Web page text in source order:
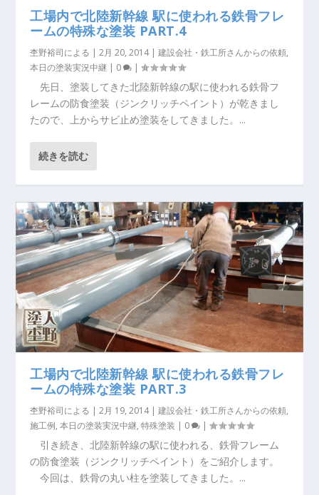
工場内で北陸新幹線 駅に使われる鉄骨フレ
ームの特殊な塗装 PART.4
杢野裕司による |2月 20, 2014|建設会社・鉄工所さんからの依頼,
本日の塗装実況中継 | 0 |
先日、塗装してきた北陸新幹線の駅に使われる鉄骨フ
レームの防食塗装（ジンクリッチペイント）が乾きまし
たので、上からサビ止め塗装をしてきました。...
続きを読む
工場内で北陸新幹線 駅に使われる鉄骨フレ
ームの特殊な塗装 PART.3
杢野裕司による |2月 19, 2014|建設会社・鉄工所さんからの依頼,
施工例,本日の塗装実況中継,特殊塗装 | 0 |
引き続き、北陸新幹線の駅に使われる、鉄骨フレーム
の防食塗装（ジンクリッチペイント）をご紹介します。
今回は、鉄骨の丸い柱を塗装してきました。...